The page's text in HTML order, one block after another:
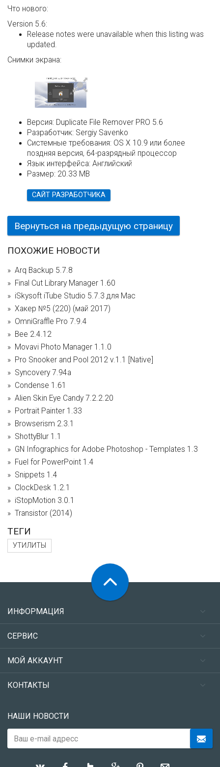
Что нового:
Version 5.6:
Release notes were unavailable when this listing was
updated.
Снимки экрана:
Версия: Duplicate File Remover PRO 5.6
Разработчик: Sergiy Savenko
Системные требования: OS X 10.9 или более
поздняя версия, 64-разрядный процессор
Язык интерфейса: Английский
Размер: 20.33 MB
САЙТ РАЗРАБОТЧИКА
Вернуться на предыдущую страницу
ПОХОЖИЕ НОВОСТИ
Arq Backup 5.7.8
Final Cut Library Manager 1.60
iSkysoft iTube Studio 5.7.3 для Mac
Хакер №5 (220) (май 2017)
OmniGraffle Pro 7.9.4
Bee 2.4.12
Movavi Photo Manager 1.1.0
Pro Snooker and Pool 2012 v.1.1 [Native]
Syncovery 7.94a
Condense 1.61
Alien Skin Eye Candy 7.2.2.20
Portrait Painter 1.33
Browserism 2.3.1
ShottyBlur 1.1
GN Infographics for Adobe Photoshop - Templates 1.3
Fuel for PowerPoint 1.4
Snippets 1.4
ClockDesk 1.2.1
iStopMotion 3.0.1
Transistor (2014)
ТЕГИ
УТИЛИТЫ
ИНФОРМАЦИЯ
СЕРВИС
МОЙ АККАУНТ
КОНТАКТЫ
НАШИ НОВОСТИ